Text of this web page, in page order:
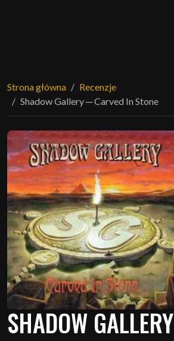
Strona główna
Recenzje
Shadow Gallery ─ Carved In Stone
SHADOW GALLERY